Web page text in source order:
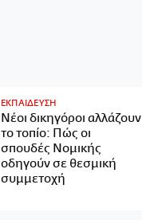
ΕΚΠΑΙΔΕΥΣΗ
Νέοι δικηγόροι αλλάζουν
το τοπίο: Πώς οι
σπουδές Νομικής
οδηγούν σε θεσμική
συμμετοχή